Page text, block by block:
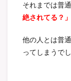
それまでは普
絶されてる？」
他の人とは普
ってしまうでし